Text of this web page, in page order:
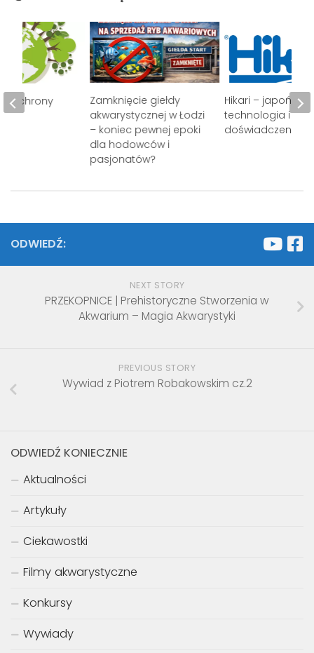
Zamknięcie giełdy
akwarystycznej w Łodzi
– koniec pewnej epoki
dla hodowców i
pasjonatów?
Hikari – japońska
technologia i
doświadczenie
Ochrony
ODWIEDŹ:
NEXT STORY
PRZEKOPNICE | Prehistoryczne Stworzenia w
Akwarium – Magia Akwarystyki
PREVIOUS STORY
Wywiad z Piotrem Robakowskim cz.2
ODWIEDŹ KONIECZNIE
Aktualności
Artykuły
Ciekawostki
Filmy akwarystyczne
Konkursy
Wywiady